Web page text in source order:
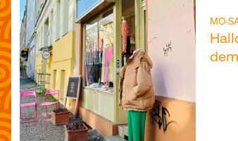
MO-